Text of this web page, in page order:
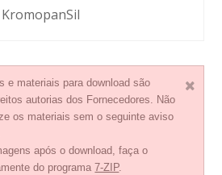
KromopanSil
e materiais para download são
autorias dos Fornecedores. Não
os materiais sem o seguinte aviso
após o download, faça o
do programa7-ZIP.